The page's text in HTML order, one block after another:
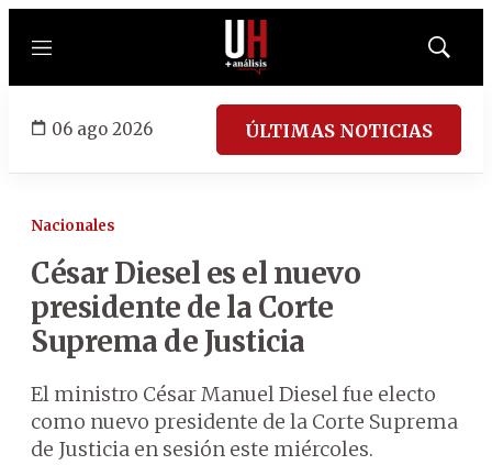
Menú
Mostrar
06 ago 2026 ÚLTIMAS NOTICIAS
Nacionales
César Diesel es el nuevo
presidente de la Corte
Suprema de Justicia
El ministro César Manuel Diesel fue electo
como nuevo presidente de la Corte Suprema
de Justicia en sesión este miércoles.